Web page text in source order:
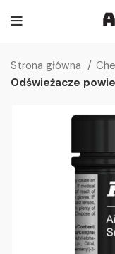
Strona główna
Odświeżacze